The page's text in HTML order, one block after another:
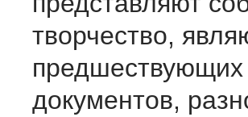
творчество,
предшествующих
документов,